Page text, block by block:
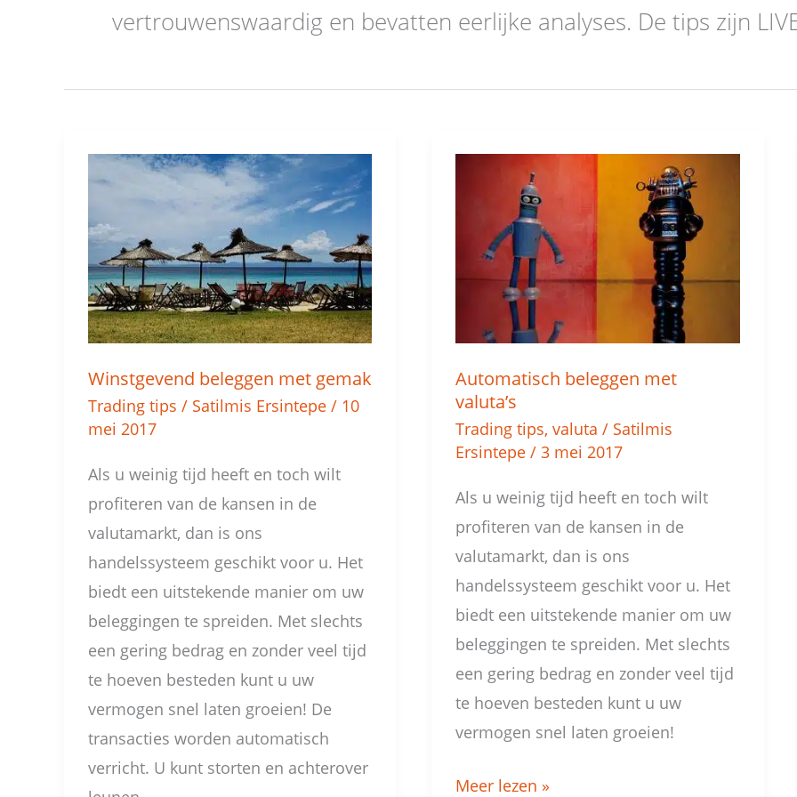
vertrouwenswaardig en bevatten eerlijke analyses. De tips zijn
Winstgevend beleggen met gemak
Trading tips / Satilmis Ersintepe / 10
mei 2017
Als u weinig tijd heeft en toch wilt
profiteren van de kansen in de
valutamarkt, dan is ons
handelssysteem geschikt voor u. Het
biedt een uitstekende manier om uw
beleggingen te spreiden. Met slechts
een gering bedrag en zonder veel tijd
te hoeven besteden kunt u uw
vermogen snel laten groeien! De
transacties worden automatisch
verricht. U kunt storten en achterover
Winstgevend
beleggen
met
gemak
Automatisch beleggen met
valuta’s
Trading tips,valuta / Satilmis
Ersintepe/3 mei 2017
Als u weinig tijd heeft en toch wilt
profiteren van de kansen in de
valutamarkt, dan is ons
handelssysteem geschikt voor u. Het
biedt een uitstekende manier om uw
beleggingen te spreiden. Met slechts
een gering bedrag en zonder veel tijd
te hoeven besteden kunt u uw
vermogen snel laten groeien!
Automatisch
beleggen
valuta’s
Meer lezen »